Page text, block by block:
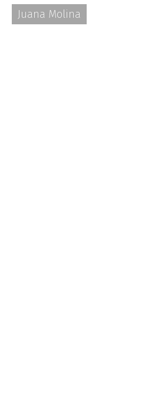
Juana Molina